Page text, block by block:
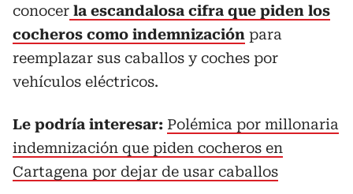
conocer la escandalosa cifra que piden los
cocheros como indemnización para
reemplazar sus caballos y coches por
vehículos eléctricos.
Le podría interesar: Polémica por millonaria
indemnización que piden cocheros en
Cartagena por dejar de usar caballos